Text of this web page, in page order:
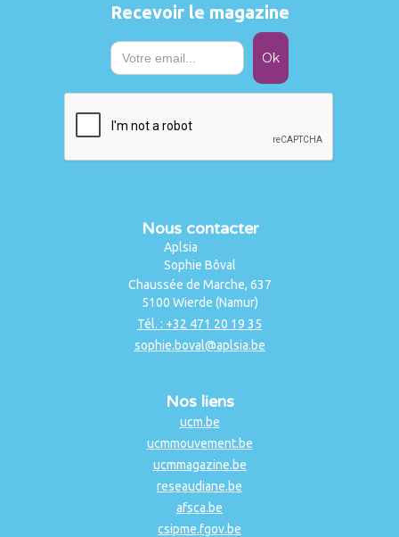
Recevoir le magazine
Nous contacter
Aplsia
Sophie Bôval
Chaussée de Marche, 637
5100 Wierde (Namur)
Tél. : +32 471 20 19 35
sophie.boval@aplsia.be
Nos liens
ucm.be
ucmmouvement.be
ucmmagazine.be
reseaudiane.be
afsca.be
csipme.fgov.be